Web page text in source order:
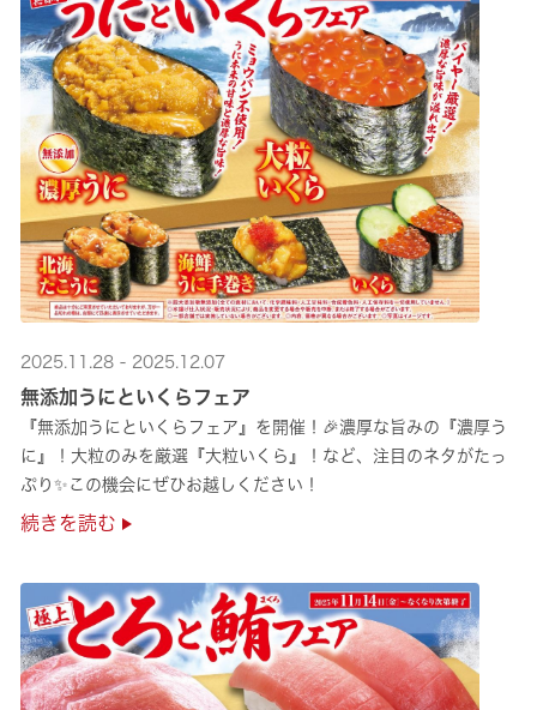
2025.11.28 - 2025.12.07
無添加うにといくらフェア
『無添加うにといくらフェア』を開催！🎉濃厚な旨みの『濃厚う
に』！大粒のみを厳選『大粒いくら』！など、注目のネタがたっ
ぷり✨この機会にぜひお越しください！
続きを読む